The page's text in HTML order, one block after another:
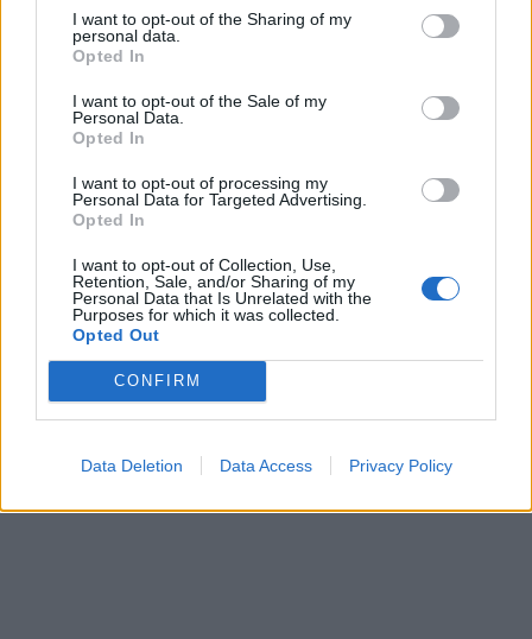
I want to opt-out of the Sharing of my
personal data.
Opted In
I want to opt-out of the Sale of my
Personal Data.
Opted In
I want to opt-out of processing my
Personal Data for Targeted Advertising.
Opted In
I want to opt-out of Collection, Use,
Retention, Sale, and/or Sharing of my
Personal Data that Is Unrelated with the
Purposes for which it was collected.
Opted Out
CONFIRM
Data Deletion Data Access Privacy Policy